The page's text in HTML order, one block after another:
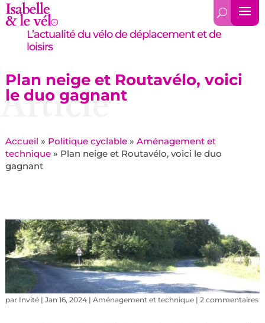
L’actualité du vélo de déplacement et de
loisirs
Plan neige et Routavélo, voici
le duo gagnant
Article
Accueil » Politique cyclable» Aménagement et
technique» Plan neige et Routavélo, voici le duo
gagnant
par Invité| Jan 16, 2024| Aménagement et technique| 2 commentaires